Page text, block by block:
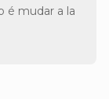
é mudar a la